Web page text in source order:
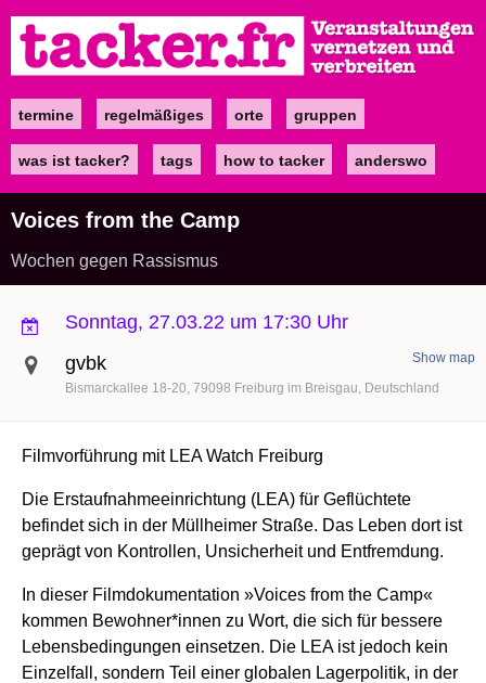
zum
Inhalt
Maintermine regelmäßiges orte gruppen
was ist tacker? tags how to tacker anderswo
Voices from the Camp
Wochen gegen Rassismus
Sonntag, 27.03.22 um 17:30 Uhr
gvbk
Bismarckallee 18-20 79098 Freiburg im Breisgau Deutschland
Show map
Filmvorführung mit LEA Watch Freiburg
Die Erstaufnahmeeinrichtung (LEA) für Geflüchtete
befindet sich in der Müllheimer Straße. Das Leben dort ist
geprägt von Kontrollen, Unsicherheit und Entfremdung.
In dieser Filmdokumentation »Voices from the Camp«
kommen Bewohner*innen zu Wort, die sich für bessere
Lebensbedingungen einsetzen. Die LEA ist jedoch kein
Einzelfall, sondern Teil einer globalen Lagerpolitik, in der